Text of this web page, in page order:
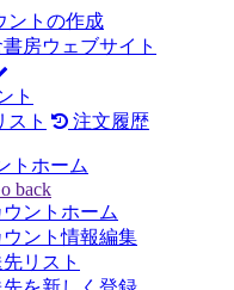
ントの作成
ト
スト
注文履歴
トホーム
back
ウントホーム
ウント情報編集
リスト